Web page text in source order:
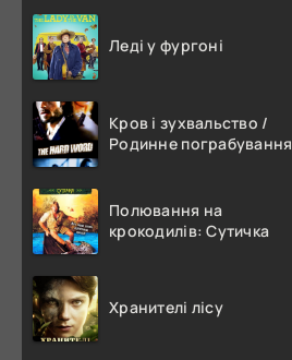
Леді у фургоні
Кров і зухвальство /
Родинне пограбування
Полювання на
крокодилів: Сутичка
Хранителі лісу